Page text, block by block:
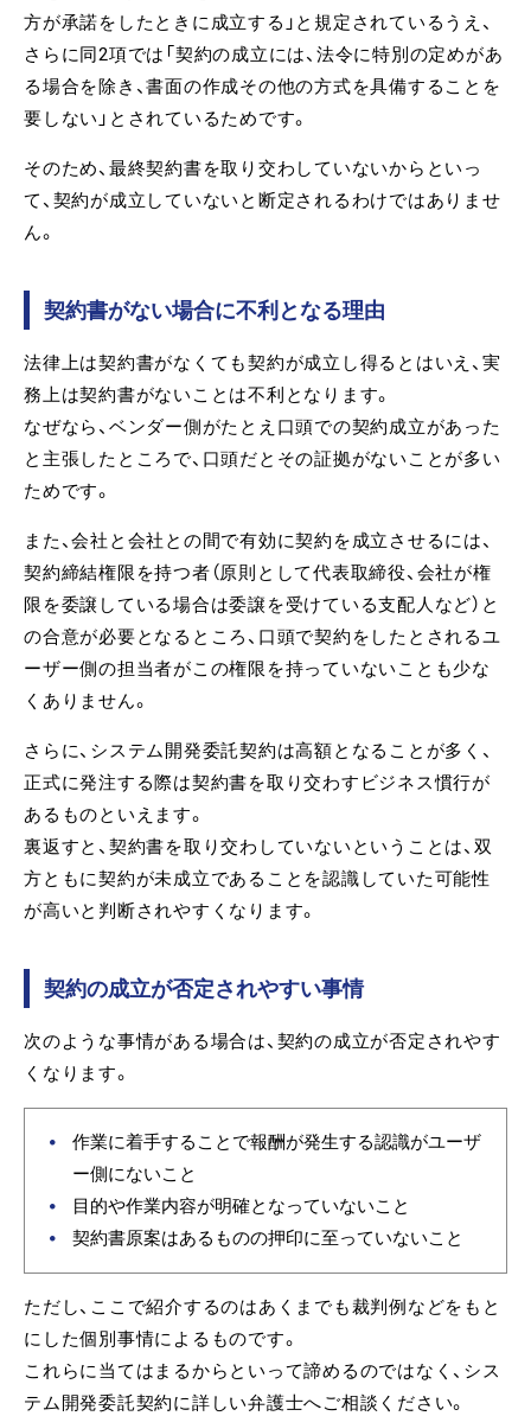
方が承諾をしたときに成立する」と規定されているうえ、
さらに同2項では「契約の成立には、法令に特別の定めがあ
る場合を除き、書面の作成その他の方式を具備することを
要しない」とされているためです。
そのため、最終契約書を取り交わしていないからといっ
て、契約が成立していないと断定されるわけではありませ
ん。
契約書がない場合に不利となる理由
法律上は契約書がなくても契約が成立し得るとはいえ、実
務上は契約書がないことは不利となります。
なぜなら、ベンダー側がたとえ口頭での契約成立があった
と主張したところで、口頭だとその証拠がないことが多い
ためです。
また、会社と会社との間で有効に契約を成立させるには、
契約締結権限を持つ者（原則として代表取締役、会社が権
限を委譲している場合は委譲を受けている支配人など）と
の合意が必要となるところ、口頭で契約をしたとされるユ
ーザー側の担当者がこの権限を持っていないことも少な
くありません。
さらに、システム開発委託契約は高額となることが多く、
正式に発注する際は契約書を取り交わすビジネス慣行が
あるものといえます。
裏返すと、契約書を取り交わしていないということは、双
方ともに契約が未成立であることを認識していた可能性
が高いと判断されやすくなります。
契約の成立が否定されやすい事情
次のような事情がある場合は、契約の成立が否定されやす
くなります。
作業に着手することで報酬が発生する認識がユーザ
ー側にないこと
目的や作業内容が明確となっていないこと
契約書原案はあるものの押印に至っていないこと
ただし、ここで紹介するのはあくまでも裁判例などをもと
にした個別事情によるものです。
これらに当てはまるからといって諦めるのではなく、シス
テム開発委託契約に詳しい弁護士へご相談ください。